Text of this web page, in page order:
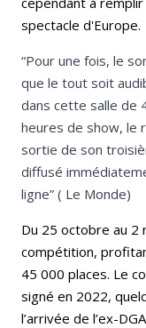
spectacle d'Europe.
“Pour une fois, le
que le tout soit
dans cette salle de
heures de show, le
sortie de son
diffusé
ligne” ( Le Monde)
Du 25 octobre au 2
compétition,
45 000 places. Le
signé en 2022,
l’arrivée de l’ex-